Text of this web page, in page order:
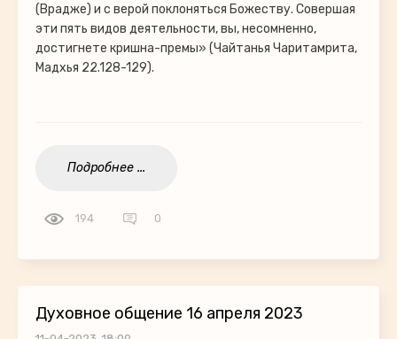
(Врадже) и с верой поклоняться Божеству. Совершая
эти пять видов деятельности, вы, несомненно,
достигнете кришна-премы» (Чайтанья Чаритамрита,
Мадхья 22.128-129).
Подробнее ...
194 0
Духовное общение 16 апреля 2023